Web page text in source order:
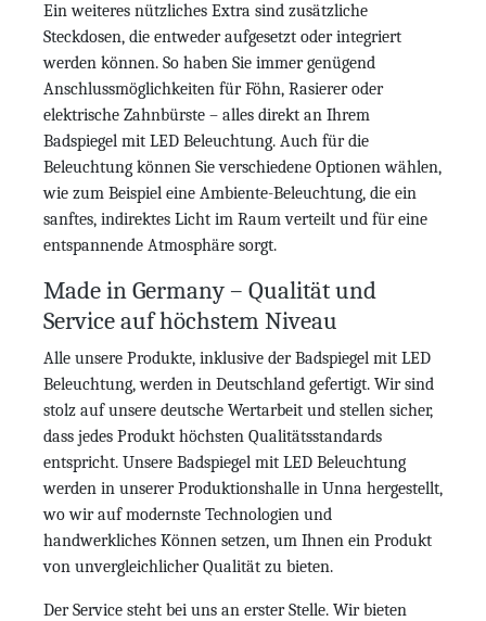
Ein weiteres nützliches Extra sind zusätzliche
Steckdosen, die entweder aufgesetzt oder integriert
werden können. So haben Sie immer genügend
Anschlussmöglichkeiten für Föhn, Rasierer oder
elektrische Zahnbürste – alles direkt an Ihrem
Badspiegel mit LED Beleuchtung. Auch für die
Beleuchtung können Sie verschiedene Optionen wählen,
wie zum Beispiel eine Ambiente-Beleuchtung, die ein
sanftes, indirektes Licht im Raum verteilt und für eine
entspannende Atmosphäre sorgt.
Made in Germany – Qualität und
Service auf höchstem Niveau
Alle unsere Produkte, inklusive der Badspiegel mit LED
Beleuchtung, werden in Deutschland gefertigt. Wir sind
stolz auf unsere deutsche Wertarbeit und stellen sicher,
dass jedes Produkt höchsten Qualitätsstandards
entspricht. Unsere Badspiegel mit LED Beleuchtung
werden in unserer Produktionshalle in Unna hergestellt,
wo wir auf modernste Technologien und
handwerkliches Können setzen, um Ihnen ein Produkt
von unvergleichlicher Qualität zu bieten.
Der Service steht bei uns an erster Stelle. Wir bieten